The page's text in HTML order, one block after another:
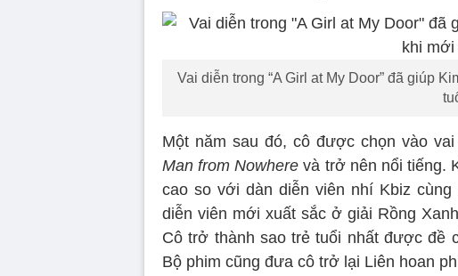
Vai diễn trong “A Girl at My Door” đã giúp
Một năm sau đó, cô được chọn vào
Man from Nowhere và trở nên nổi tiếng.
cao so với dàn diễn viên nhí Kbiz
diễn viên mới xuất sắc ở giải Rồng
Cô trở thành sao trẻ tuổi nhất được đề
Bộ phim cũng đưa cô trở lại Liên hoan